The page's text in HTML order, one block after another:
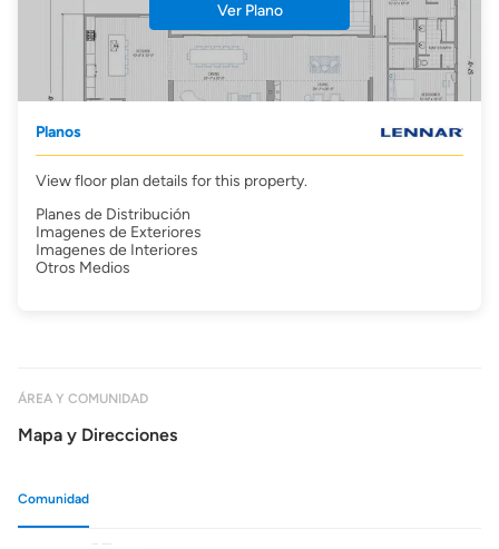
Ver Plano
Planos
View floor plan details for this property.
Planes de Distribución
Imagenes de Exteriores
Imagenes de Interiores
Otros Medios
ÁREA Y COMUNIDAD
Mapa y Direcciones
Comunidad